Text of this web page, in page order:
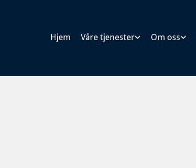
Hjem Våre tjenester Om oss